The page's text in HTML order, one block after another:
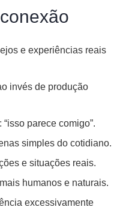
e experiências reais
invés de produção
parece comigo”.
simples do cotidiano.
e situações reais.
humanos e naturais.
excessivamente